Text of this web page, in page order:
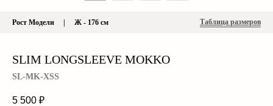
SLIM LONGSLEEVE MOKKO
SL-MK-XSS
5 500 ₽
Рост Модели | Ж - 176 см Таблица размеров